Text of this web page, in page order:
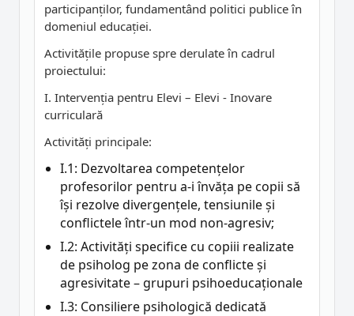
participanților, fundamentând politici publice în
domeniul educației.
Activitățile propuse spre derulate în cadrul
proiectului:
I. Intervenția pentru Elevi – Elevi - Inovare
curriculară
Activități principale:
I.1: Dezvoltarea competențelor
profesorilor pentru a-i învăța pe copii să
își rezolve divergențele, tensiunile și
conflictele într-un mod non-agresiv;
I.2: Activități specifice cu copiii realizate
de psiholog pe zona de conflicte și
agresivitate – grupuri psihoeducaționale
I.3: Consiliere psihologică dedicată